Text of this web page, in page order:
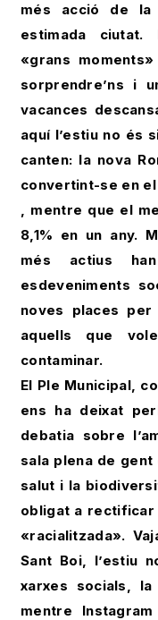
més acció de la
estimada ciutat.
«grans
sorprendre’ns i
vacances
aquí l’estiu no és
canten: la nova
convertint-se en
, mentre que el
8,1% en un any.
més actius
esdeveniments
noves places
aquells que
contaminar.
El Ple Municipal,
ens ha deixat
debatia sobre
sala plena de
salut i la
obligat a
«racialitzada».
Sant Boi, l’estiu
xarxes socials,
mentre